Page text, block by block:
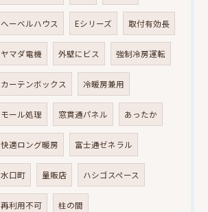
へーベルハウス Eシリーズ 取付有効長
ヤマダ電機 外壁にビス 強制冷房運転
カーテンボックス 冷暖房兼用
モール処理 窓貫通パネル あったか
快適ロング暖房 富士通ゼネラル
水口町 量販店 ハシゴスペース
再利用不可 柱の間